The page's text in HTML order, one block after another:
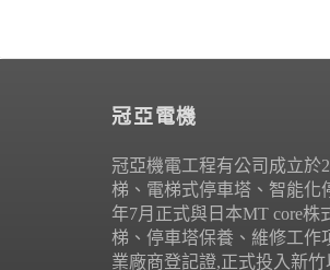
冠亞電機
冠亞機電工程有公司成立於
梯、電梯式停車塔、智能化
年7月正式與日本MT core
梯、停車塔保養、維修工作
業廠商登記證,正式投入新